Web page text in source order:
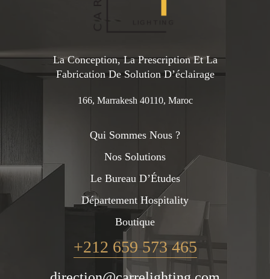
La Conception, La Prescription Et La
Fabrication De Solution D’éclairage
166, Marrakesh 40110, Maroc
Qui Sommes Nous ?
Nos Solutions
Le Bureau D’Études
Département Hospitality
Boutique
+212 659 573 465